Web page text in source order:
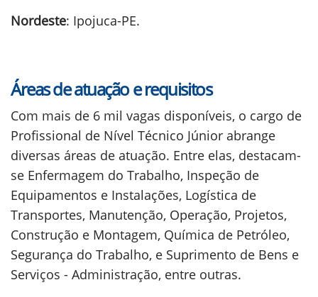
Nordeste: Ipojuca-PE.
Áreas de atuação e requisitos
Com mais de 6 mil vagas disponíveis, o cargo de
Profissional de Nível Técnico Júnior abrange
diversas áreas de atuação. Entre elas, destacam-
se Enfermagem do Trabalho, Inspeção de
Equipamentos e Instalações, Logística de
Transportes, Manutenção, Operação, Projetos,
Construção e Montagem, Química de Petróleo,
Segurança do Trabalho, e Suprimento de Bens e
Serviços - Administração, entre outras.